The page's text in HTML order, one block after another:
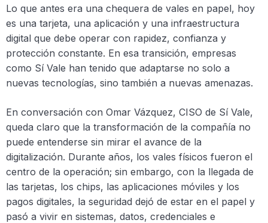
Lo que antes era una chequera de vales en papel, hoy
es una tarjeta, una aplicación y una infraestructura
digital que debe operar con rapidez, confianza y
protección constante. En esa transición, empresas
como Sí Vale han tenido que adaptarse no solo a
nuevas tecnologías, sino también a nuevas amenazas.
En conversación con Omar Vázquez, CISO de Sí Vale,
queda claro que la transformación de la compañía no
puede entenderse sin mirar el avance de la
digitalización. Durante años, los vales físicos fueron el
centro de la operación; sin embargo, con la llegada de
las tarjetas, los chips, las aplicaciones móviles y los
pagos digitales, la seguridad dejó de estar en el papel y
pasó a vivir en sistemas, datos, credenciales e